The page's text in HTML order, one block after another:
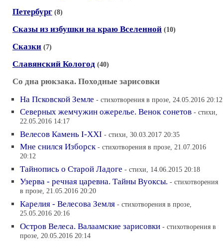
Петербург (8)
Сказы из избушки на краю Вселенной (10)
Сказки (7)
Славянский Кологод (40)
Со дна рюкзака. Походные зарисовки
На Псковской Земле - стихотворения в прозе, 24.05.2016 20:12
Северных жемчужин ожерелье. Венок сонетов - стихи,
22.05.2016 14:17
Велесов Камень I-XXI - стихи, 30.03.2017 20:35
Мне снился Изборск - стихотворения в прозе, 21.07.2016
20:12
Тайнопись о Старой Ладоге - стихи, 14.06.2015 20:18
Узерва - речная царевна. Тайны Вуоксы. - стихотворения
в прозе, 21.05.2016 20:20
Карелия - Велесова Земля - стихотворения в прозе,
25.05.2016 20:16
Остров Велеса. Валаамские зарисовки - стихотворения в
прозе, 20.05.2016 20:14